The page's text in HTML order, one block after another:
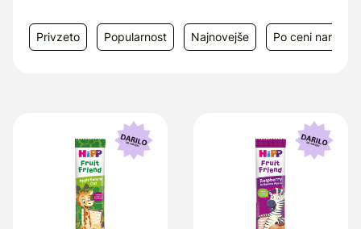
Privzeto Popularnost Najnovejše Po ceni